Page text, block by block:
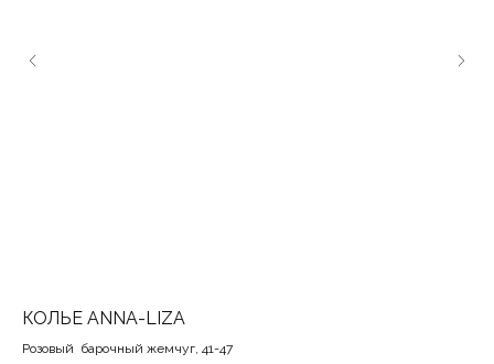
КОЛЬЕ ANNA-LIZA
Розовый барочный жемчуг, 41-47